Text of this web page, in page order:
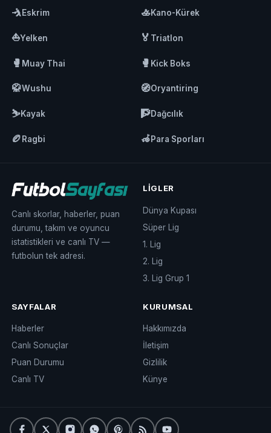
🤺Eskrim 🚣Kano-Kürek
⛵Yelken 🏅 Triatlon
🥊 Muay Thai 🥊 Kick Boks
🥋Wushu 🧭Oryantiring
⛷️Kayak 🧗Dağcılık
🏉 Ragbi 🦽Para Sporları
Canlı skorlar, haberler, puan
durumu, takım ve oyuncu
istatistikleri ve canlı TV —
futbolun tek adresi.
LIGLER
Dünya Kupası
Süper Lig
1. Lig
2. Lig
3. Lig Grup 1
SAYFALAR
Haberler
Canlı Sonuçlar
Puan Durumu
Canlı TV
KURUMSAL
Hakkımızda
İletişim
Gizlilik
Künye